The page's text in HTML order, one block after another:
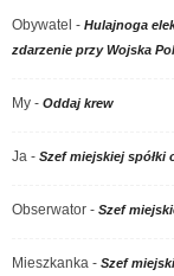
Obywatel - Hulajnoga
zdarzenie przy Wojska
My - Oddaj krew
Ja - Szef miejskiej spółki
Obserwator - Szef
Mieszkanka - Szef